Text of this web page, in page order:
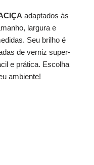
adaptados às
largura e
Seu brilho é
de verniz super-
e prática. Escolha
ambiente!